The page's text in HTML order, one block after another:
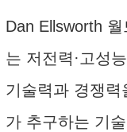
Dan Ellsworth
는 저전력·고성
기술력과 경쟁
가 추구하는 기